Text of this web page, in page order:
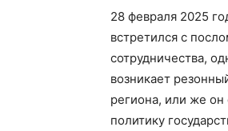
28 февраля 2025
встретился с
сотрудничества,
возникает
региона, или же
политику